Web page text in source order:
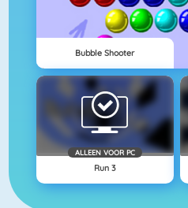
Bubble Shooter
ALLEEN VOOR PC
Run 3